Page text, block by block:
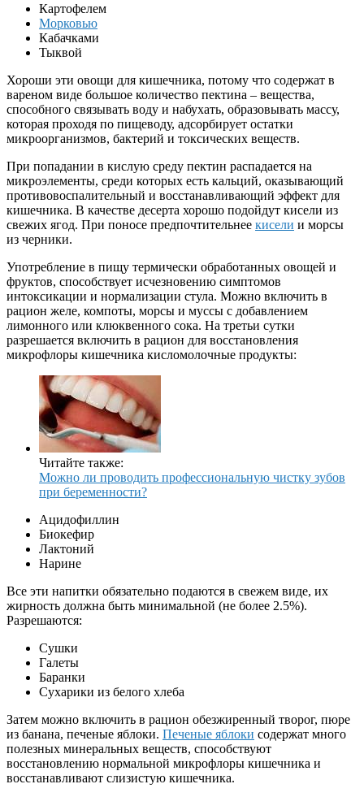
Картофелем
Морковью
Кабачками
Тыквой
Хороши эти овощи для кишечника, потому что содержат в
вареном виде большое количество пектина – вещества,
способного связывать воду и набухать, образовывать массу,
которая проходя по пищеводу, адсорбирует остатки
микроорганизмов, бактерий и токсических веществ.
При попадании в кислую среду пектин распадается на
микроэлементы, среди которых есть кальций, оказывающий
противовоспалительный и восстанавливающий эффект для
кишечника. В качестве десерта хорошо подойдут кисели из
свежих ягод. При поносе предпочтительнее кисели и морсы
из черники.
Употребление в пищу термически обработанных овощей и
фруктов, способствует исчезновению симптомов
интоксикации и нормализации стула. Можно включить в
рацион желе, компоты, морсы и муссы с добавлением
лимонного или клюквенного сока. На третьи сутки
разрешается включить в рацион для восстановления
микрофлоры кишечника кисломолочные продукты:
Читайте также:
Можно ли проводить профессиональную чистку зубов
при беременности?
Ацидофиллин
Биокефир
Лактоний
Нарине
Все эти напитки обязательно подаются в свежем виде, их
жирность должна быть минимальной (не более 2.5%).
Разрешаются:
Сушки
Галеты
Баранки
Сухарики из белого хлеба
Затем можно включить в рацион обезжиренный творог, пюре
из банана, печеные яблоки. Печеные яблоки содержат много
полезных минеральных веществ, способствуют
восстановлению нормальной микрофлоры кишечника и
восстанавливают слизистую кишечника.